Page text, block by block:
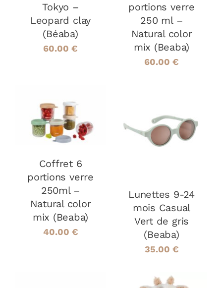
Tokyo –
Leopard clay
(Béaba)
60.00 €
portions verre
250 ml –
Natural color
mix (Beaba)
60.00 €
AJOUTER AU
PANIER
/
DÉTAILS
Coffret 6
portions verre
250ml –
Natural color
mix (Beaba)
40.00 €
AJOUTER AU
PANIER
/
DÉTAILS
Lunettes 9-24
mois Casual
Vert de gris
(Beaba)
35.00 €